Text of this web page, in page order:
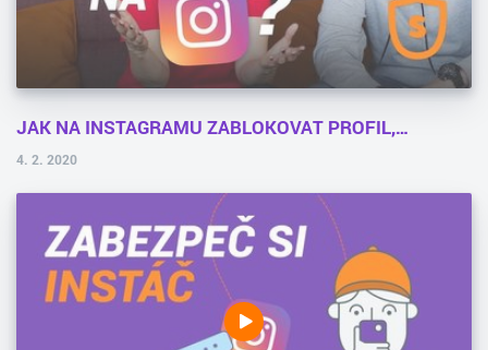
JAK NA INSTAGRAMU ZABLOKOVAT PROFIL,…
4. 2. 2020